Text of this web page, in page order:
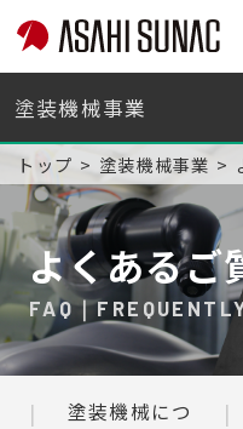
トップ 塗装機械事業
よくあるご
FAQ｜
塗装機械につ